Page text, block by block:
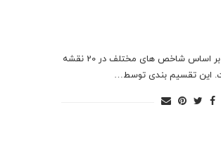
در اینفوگرافیک زیر نقشه اروپا بر اساس شاخص های مختلف در 20 نقشه
این تقسیم بندی توسط…